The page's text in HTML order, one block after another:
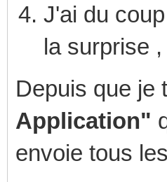
J'ai du
la surprise
Depuis que je
Application"
envoie tous